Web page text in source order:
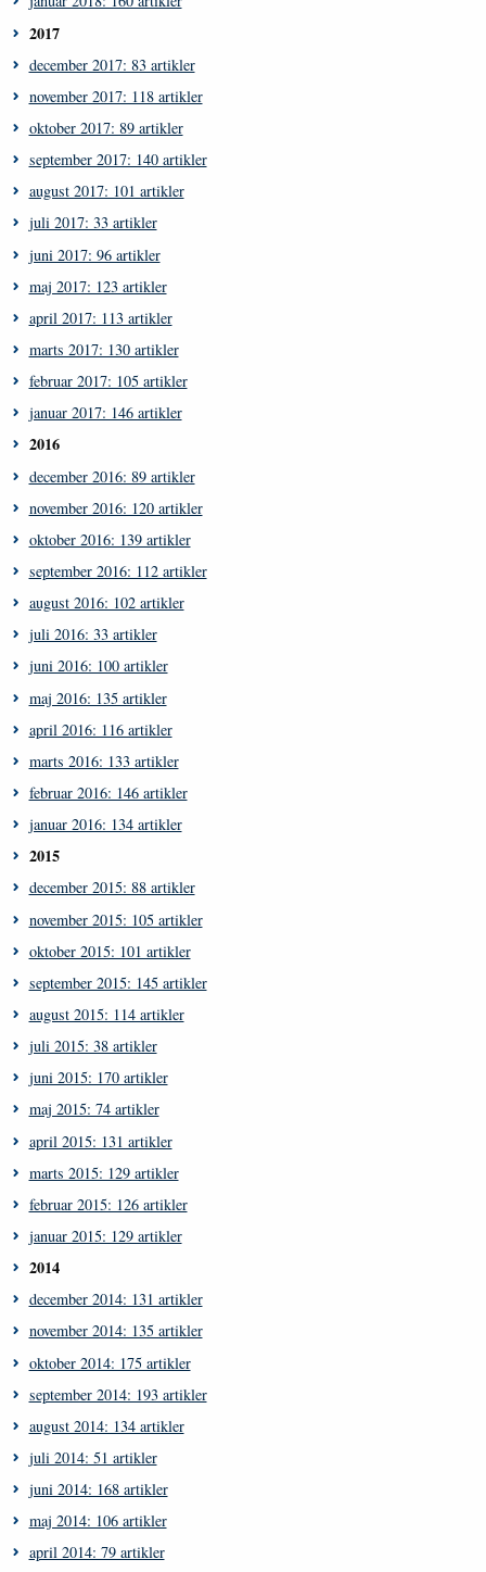
2017
december 2017: 83 artikler
november 2017: 118 artikler
oktober 2017: 89 artikler
september 2017: 140 artikler
august 2017: 101 artikler
juli 2017: 33 artikler
juni 2017: 96 artikler
maj 2017: 123 artikler
april 2017: 113 artikler
marts 2017: 130 artikler
februar 2017: 105 artikler
januar 2017: 146 artikler
2016
december 2016: 89 artikler
november 2016: 120 artikler
oktober 2016: 139 artikler
september 2016: 112 artikler
august 2016: 102 artikler
juli 2016: 33 artikler
juni 2016: 100 artikler
maj 2016: 135 artikler
april 2016: 116 artikler
marts 2016: 133 artikler
februar 2016: 146 artikler
januar 2016: 134 artikler
2015
december 2015: 88 artikler
november 2015: 105 artikler
oktober 2015: 101 artikler
september 2015: 145 artikler
august 2015: 114 artikler
juli 2015: 38 artikler
juni 2015: 170 artikler
maj 2015: 74 artikler
april 2015: 131 artikler
marts 2015: 129 artikler
februar 2015: 126 artikler
januar 2015: 129 artikler
2014
december 2014: 131 artikler
november 2014: 135 artikler
oktober 2014: 175 artikler
september 2014: 193 artikler
august 2014: 134 artikler
juli 2014: 51 artikler
juni 2014: 168 artikler
maj 2014: 106 artikler
april 2014: 79 artikler